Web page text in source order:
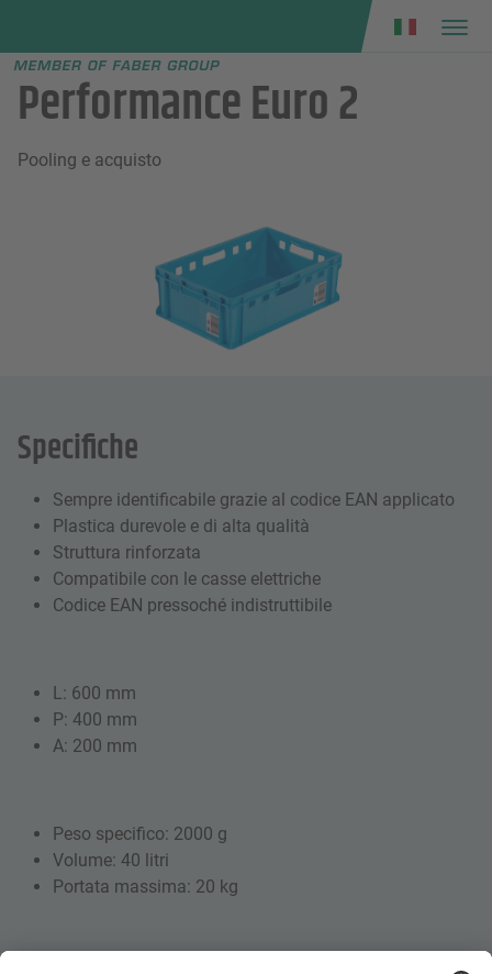
menu
Performance Euro 2
Pooling e acquisto
Specifiche
Sempre identificabile grazie al codice EAN applicato
Plastica durevole e di alta qualità
Struttura rinforzata
Compatibile con le casse elettriche
Codice EAN pressoché indistruttibile
L: 600 mm
P: 400 mm
A: 200 mm
Peso specifico: 2000 g
Volume: 40 litri
Portata massima: 20 kg